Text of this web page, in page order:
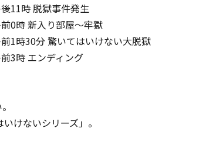
11時 脱獄事件発生
0時 新入り部屋～牢獄
1時30分 驚いてはいけない大脱獄
3時 エンディング
けないシリーズ」。